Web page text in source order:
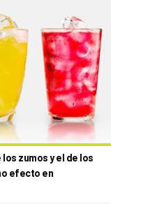
zumos y el de los
efecto en